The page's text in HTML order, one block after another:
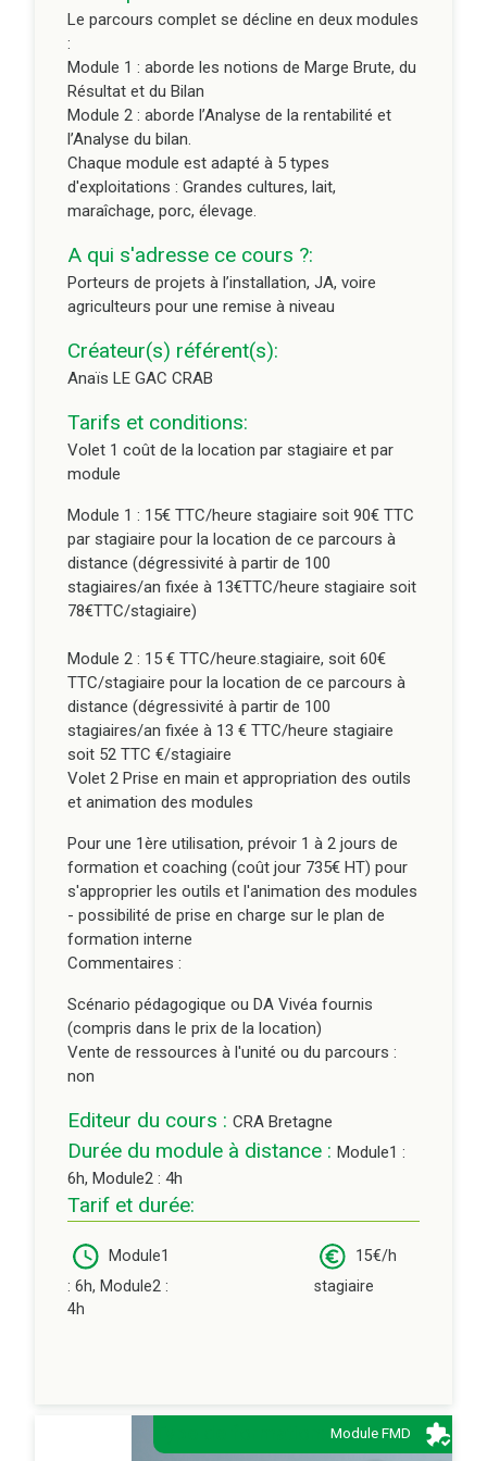
Le parcours complet se décline en deux modules
:
Module 1 : aborde les notions de Marge Brute, du
Résultat et du Bilan
Module 2 : aborde l’Analyse de la rentabilité et
l’Analyse du bilan.
Chaque module est adapté à 5 types
d'exploitations : Grandes cultures, lait,
maraîchage, porc, élevage.
A qui s'adresse ce cours ?:
Porteurs de projets à l’installation, JA, voire
agriculteurs pour une remise à niveau
Créateur(s) référent(s):
Anaïs LE GAC CRAB
Tarifs et conditions:
Volet 1 coût de la location par stagiaire et par
module
Module 1 : 15€ TTC/heure stagiaire soit 90€ TTC
par stagiaire pour la location de ce parcours à
distance (dégressivité à partir de 100
stagiaires/an fixée à 13€TTC/heure stagiaire soit
78€TTC/stagiaire)
Module 2 : 15 € TTC/heure.stagiaire, soit 60€
TTC/stagiaire pour la location de ce parcours à
distance (dégressivité à partir de 100
stagiaires/an fixée à 13 € TTC/heure stagiaire
soit 52 TTC €/stagiaire
Volet 2 Prise en main et appropriation des outils
et animation des modules
Pour une 1ère utilisation, prévoir 1 à 2 jours de
formation et coaching (coût jour 735€ HT) pour
s'approprier les outils et l'animation des modules
- possibilité de prise en charge sur le plan de
formation interne
Commentaires :
Scénario pédagogique ou DA Vivéa fournis
(compris dans le prix de la location)
Vente de ressources à l'unité ou du parcours :
non
Editeur du cours : CRA Bretagne
Durée du module à distance : Module1 :
6h, Module2 : 4h
Tarif et durée:
Module1
: 6h, Module2 :
4h
15€/h
stagiaire
Volet 1 coût de la location par stagiaire et par
module
Module 1 : 15€ TTC/heure stagiaire soit 90€ TTC
par stagiaire pour la location de ce parcours à
distance (dégressivité à partir de 100
stagiaires/an fixée à 13€TTC/heure stagiaire soit
78€TTC/stagiaire)
Module 2 : 15 € TTC/heure.stagiaire, soit 60€
TTC/stagiaire pour la location de ce parcours à
distance (dégressivité à partir de 100
stagiaires/an fixée à 13 € TTC/heure stagiaire
soit 52 TTC €/stagiaire
Volet 2 Prise en main et appropriation des outils
et animation des modules
formation et coaching (coût jour 735€ HT) pour
s'approprier les outils et l'animation des modules
- possibilité de prise en charge sur le plan de
formation interne
Commentaires :
Scénario pédagogique ou DA Vivéa fournis
(compris dans le prix de la location)
Vente de ressources à l'unité ou du parcours :
Editeur du cours :CRA Bretagne
Durée du module à distance :
6h, Module2 : 4h
Module FMD
Description: